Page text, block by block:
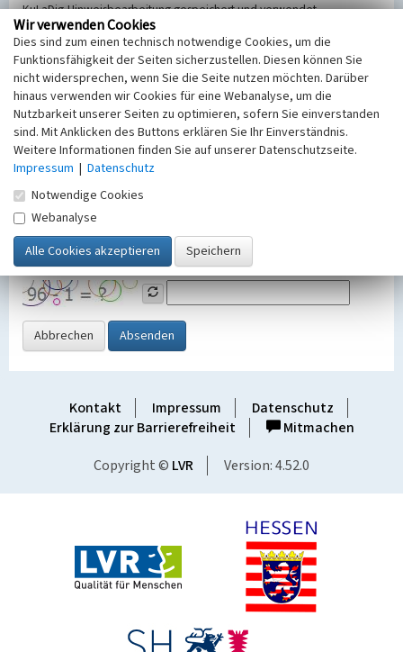
KuLaDig-Hinweisbearbeitung gespeichert und verwendet.
Selbstverständlich werden diese entsprechend der Vorschriften des
Telemediengesetzes, des Datenschutzgesetzes NRW und der seit
dem 25.05.2018 gültigen Europäischen Datenschutzgrundverordnung
(EU-DSGVO) vertraulich behandelt, beachten Sie bitte unsere
Hinweise zumDatenschutz
Nachricht
SicherheitsabfrageTragen Sie unten das Rechenergebnis aus der
Grafik ein
Abbrechen Absenden
Kontakt Impressum
Datenschutz
Erklärung zur Barrierefreiheit
Mitmachen
Copyright © LVR Version: 4.52.0
Wir verwenden Cookies
Dies sind zum einen technisch notwendige Cookies, um die
Funktionsfähigkeit der Seiten sicherzustellen. Diesen können Sie
nicht widersprechen, wenn Sie die Seite nutzen möchten. Darüber
hinaus verwenden wir Cookies für eine Webanalyse, um die
Nutzbarkeit unserer Seiten zu optimieren, sofern Sie einverstanden
sind. Mit Anklicken des Buttons erklären Sie Ihr Einverständnis.
Weitere Informationen finden Sie auf unserer Datenschutzseite.
Impressum | Datenschutz
Notwendige Cookies
Webanalyse